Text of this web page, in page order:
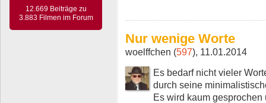
12.669 Beiträge zu
3.883 Filmen im Forum
Nur wenige Worte
woelffchen (597), 11.01.2014
Es bedarf nicht vieler
durch seine
Es wird kaum